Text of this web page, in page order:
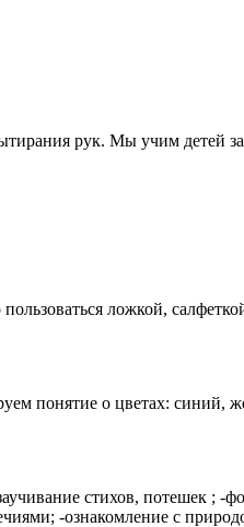
рук. Мы учим детей
ложкой,
понятие о цветах: синий,
стихов, потешек ;
-ознакомление с